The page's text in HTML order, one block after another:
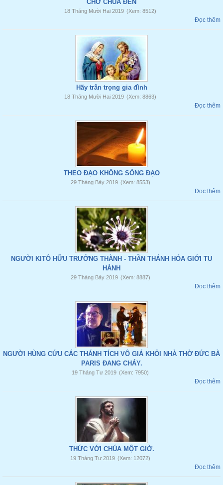
CHỜ CHÚA ĐẾN
18 Tháng Mười Hai 2019 (Xem: 8512)
Đọc thêm
Hãy trân trọng gia đình
18 Tháng Mười Hai 2019 (Xem: 8863)
Đọc thêm
THEO ĐẠO KHÔNG SỐNG ĐẠO
29 Tháng Bảy 2019 (Xem: 8553)
Đọc thêm
NGƯỜI KITÔ HỮU TRƯỞNG THÀNH - THẦN THÁNH HÓA GIỚI TU
HÀNH
29 Tháng Bảy 2019 (Xem: 8887)
Đọc thêm
NGƯỜI HÙNG CỨU CÁC THÁNH TÍCH VÔ GIÁ KHỎI NHÀ THỜ ĐỨC BÀ
PARIS ĐANG CHÁY.
19 Tháng Tư 2019 (Xem: 7950)
Đọc thêm
THỨC VỚI CHÚA MỘT GIỜ.
19 Tháng Tư 2019 (Xem: 12072)
Đọc thêm